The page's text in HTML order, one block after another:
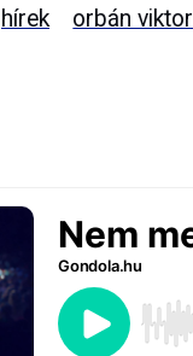
hírek orbán viktor